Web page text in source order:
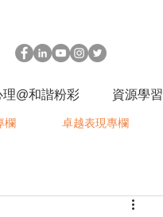
理@和諧粉彩 資源學習
欄 卓越表現專欄